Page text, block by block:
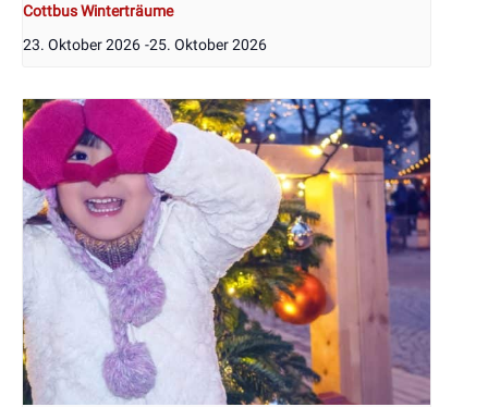
Cottbus Winterträume
23. Oktober 2026 -25. Oktober 2026